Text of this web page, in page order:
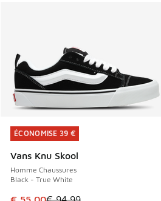
ÉCONOMISE 39 €
Vans Knu Skool
Homme Chaussures
Black - True White
Cet article est en promotion.
ÉCONOMISE 39 €